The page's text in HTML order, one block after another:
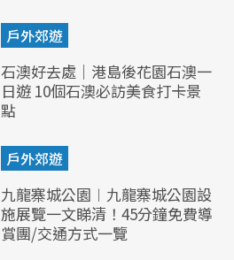
戶外郊遊
石澳好去處｜港島後花園石澳一
日遊 10個石澳必訪美食打卡景
點
戶外郊遊
九龍寨城公園︱九龍寨城公園設
施展覽一文睇清！45分鐘免費導
賞團/交通方式一覽